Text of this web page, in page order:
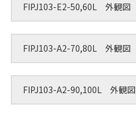
FIPJ103-E2-50,60L 外観図
FIPJ103-A2-70,80L 外観図
FIPJ103-A2-90,100L 外観図